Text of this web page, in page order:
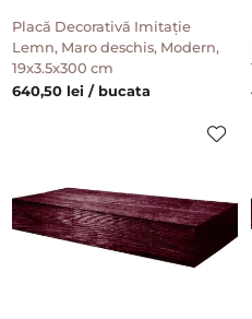
Placă Decorativă Imitație
Lemn, Maro deschis, Modern,
19x3.5x300 cm
640,50 lei / bucata